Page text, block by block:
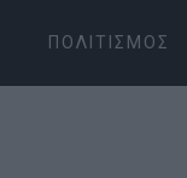
ΠΟΛΙΤΙΣΜΌΣ